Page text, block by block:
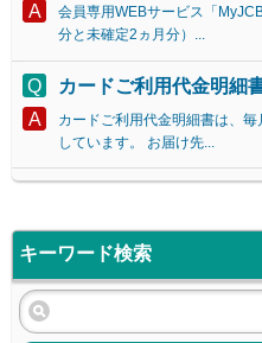
会員専用WEBサービス「
分と未確定2ヵ月分）...
カードご利用代金明細
カードご利用代金明細書は、
しています。 お届け先...
キーワード検索